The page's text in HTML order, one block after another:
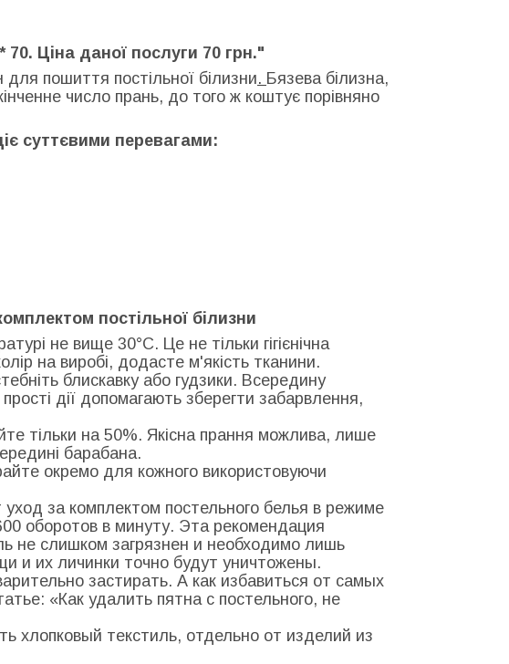
Ціна даної послуги 70 грн."
пошиття постільної білизни. Бязева білизна,
число прань, до того ж коштує порівняно
суттєвими перевагами:
постільної білизни
не вище 30°С. Це не тільки гігієнічна
на виробі, додасте м'якість тканини.
блискавку або гудзики. Всередину
дії допомагають зберегти забарвлення,
тільки на 50%. Якісна прання можлива, лише
барабана.
окремо для кожного використовуючи
за комплектом постельного белья в режиме
оборотов в минуту. Эта рекомендация
не слишком загрязнен и необходимо лишь
и их личинки точно будут уничтожены.
застирать. А как избавиться от самых
«Как удалить пятна с постельного, не
хлопковый текстиль, отдельно от изделий из